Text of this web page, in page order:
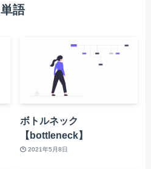
語
ボトルネック
【bottleneck】
2021年5月8日